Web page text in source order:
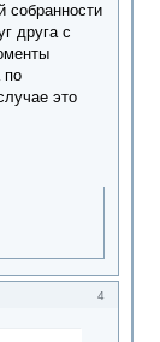
собранности
друга с
по
это
4